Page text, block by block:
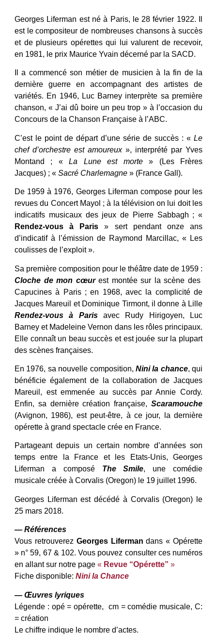
Georges Liferman est né à Paris, le 28 février 1922. Il
est le compositeur de nombreuses chansons à succès
et de plusieurs opérettes qui lui valurent de recevoir,
en 1981, le prix Maurice Yvain décerné par la SACD.
Il a commencé son métier de musicien à la fin de la
dernière guerre en accompagnant des artistes de
variétés. En 1946, Luc Barney interprète sa première
chanson, « J’ai dû boire un peu trop » à l’occasion du
Concours de la Chanson Française à l’ABC.
C’est le point de départ d’une série de succès : « Le
chef d’orchestre est amoureux», interprété par Yves
Montand ; «La Lune est morte» (Les Frères
Jacques) ; « Sacré Charlemagne » (France Gall).
De 1959 à 1976, Georges Liferman compose pour les
revues du Concert Mayol ; à la télévision on lui doit les
indicatifs musicaux des jeux de Pierre Sabbagh ; «
Rendez-vous à Paris » sert pendant onze ans
d’indicatif à l’émission de Raymond Marcillac, « Les
coulisses de l’exploit ».
Sa première composition pour le théâtre date de 1959 :
Cloche de mon cœurest montée sur la scène des
Capucines à Paris ; en 1968, avec la complicité de
Jacques Mareuil et Dominique Tirmont, il donne à Lille
Rendez-vous à Parisavec Rudy Hirigoyen, Luc
Barney et Madeleine Vernon dans les rôles principaux.
Elle connaît un beau succès et est jouée sur la plupart
des scènes françaises.
En 1976, sa nouvelle composition, Nini la chance, qui
bénéficie également de la collaboration de Jacques
Mareuil, est emmenée au succès par Annie Cordy.
Enfin, sa dernière création française, Scaramouche
(Avignon, 1986), est peut-être, à ce jour, la dernière
opérette à grand spectacle crée en France.
Partageant depuis un certain nombre d’années son
temps entre la France et les Etats-Unis, Georges
Liferman a composé The Smile, une comédie
musicale créée à Corvalis (Oregon) le 19 juillet 1996.
Georges Liferman est décédé à Corvalis (Oregon) le
25 mars 2018.
— Références
Vous retrouverez Georges Lifermandans « Opérette
» n° 59, 67 & 102. Vous pouvez consulter ces numéros
en allant sur notre page « Revue “Opérette” »
Fiche disponible: Nini la Chance
— Œuvres lyriques
Légende : opé = opérette, cm = comédie musicale, C:
= création
Le chiffre indique le nombre d’actes.